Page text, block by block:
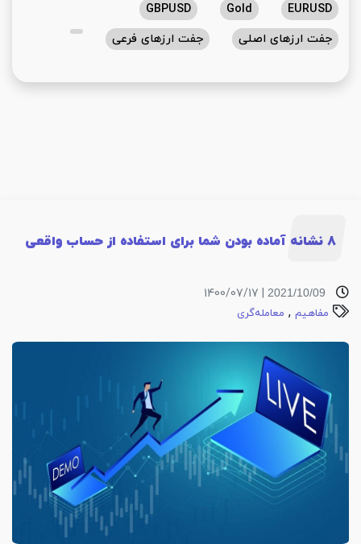
EURUSD
Gold
GBPUSD
جفت ارزهای اصلی
جفت ارزهای فرعی
8 نشانه آماده بودن شما برای استفاده از حساب واقعی
2021/10/09
| 1400/07/17
مفاهیم , معامله‌گری